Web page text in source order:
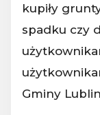
kupiły
spadku czy
Gminy